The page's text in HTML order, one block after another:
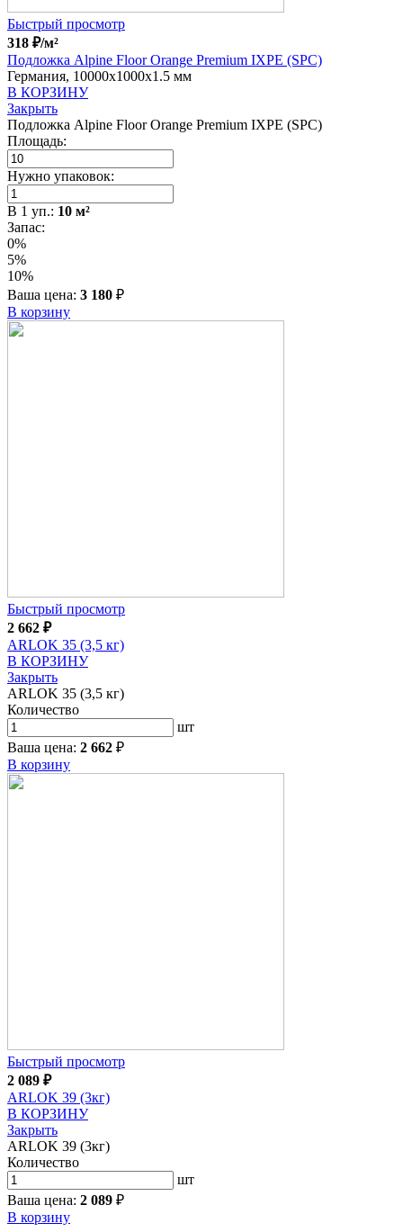
Быстрый просмотр
318 ₽/м²
Подложка Alpine Floor Orange Premium IXPE (SPC)
Германия, 10000x1000x1.5 мм
В КОРЗИНУ
Закрыть
Подложка Alpine Floor Orange Premium IXPE (SPC)
Площадь:
Нужно упаковок:
В 1 уп.: 10 м²
Запас:
0%
5%
10%
Ваша цена: 3 180 ₽
В корзину
Быстрый просмотр
2 662 ₽
ARLOK 35 (3,5 кг)
В КОРЗИНУ
Закрыть
ARLOK 35 (3,5 кг)
Количество
шт
Ваша цена: 2 662 ₽
В корзину
Быстрый просмотр
2 089 ₽
ARLOK 39 (3кг)
В КОРЗИНУ
Закрыть
ARLOK 39 (3кг)
Количество
шт
Ваша цена: 2 089 ₽
В корзину